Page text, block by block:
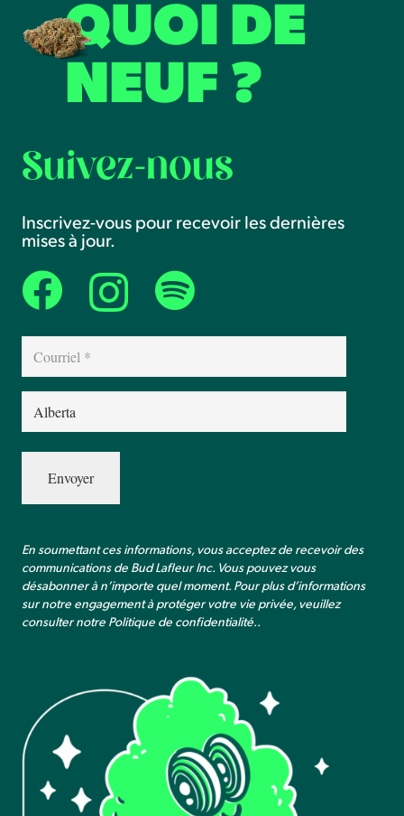
QUOI DE
NEUF ?
Suivez-nous
Inscrivez-vous pour recevoir les dernières
mises à jour.
Courriel
(Nécessaire)
Province
(Nécessaire)
En soumettant ces informations, vous acceptez de recevoir des
communications de Bud Lafleur Inc. Vous pouvez vous
désabonner à n’importe quel moment. Pour plus d’informations
sur notre engagement à protéger votre vie privée, veuillez
consulter notre Politique de confidentialité..